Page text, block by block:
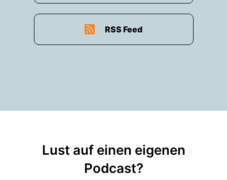
RSS Feed
Lust auf einen eigenen
Podcast?